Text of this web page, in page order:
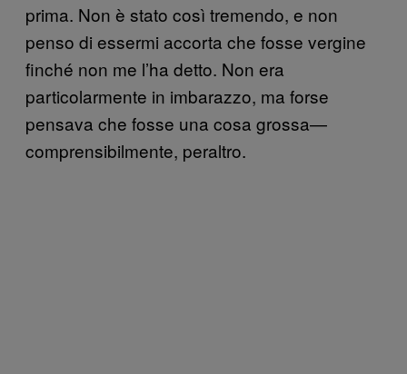
prima. Non è stato così tremendo, e non
penso di essermi accorta che fosse vergine
finché non me l’ha detto. Non era
particolarmente in imbarazzo, ma forse
pensava che fosse una cosa grossa—
comprensibilmente, peraltro.